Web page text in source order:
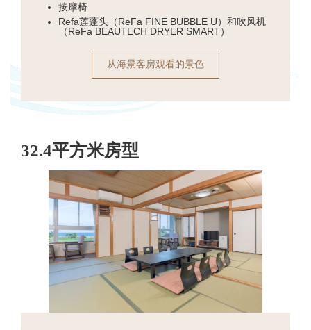
按摩椅
Refa莲蓬头（ReFa FINE BUBBLE U）和吹风机
（ReFa BEAUTECH DRYER SMART）
从海景客房观看的景色
32.4平方米房型